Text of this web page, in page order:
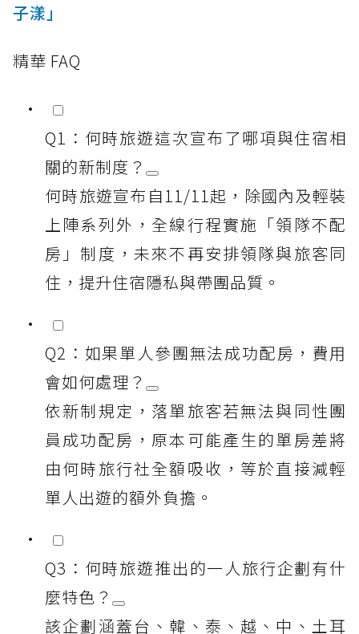
子漾」
精華 FAQ
Q1：何時旅遊這次宣布了哪項與住宿相
關的新制度？
何時旅遊宣布自11/11起，除國內及輕裝
上陣系列外，全線行程實施「領隊不配
房」制度，未來不再安排領隊與旅客同
住，提升住宿隱私與帶團品質。
Q2：如果單人參團無法成功配房，費用
會如何處理？
依新制規定，落單旅客若無法與同性團
員成功配房，原本可能產生的單房差將
由何時旅行社全額吸收，等於直接減輕
單人出遊的額外負擔。
Q3：何時旅遊推出的一人旅行企劃有什
麼特色？
該企劃涵蓋台、韓、泰、越、中、土耳